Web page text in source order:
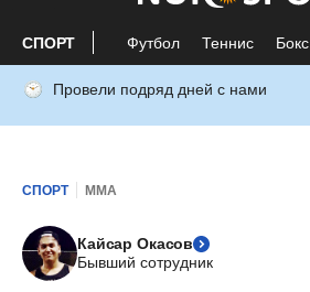
СПОРТ Футбол Теннис Бокс
Провели подряд дней с нами
СПОРТ ММА
Кайсар Окасов
Бывший сотрудник